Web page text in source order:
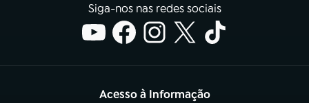
Siga-nos nas redes sociais
Acesso à Informação